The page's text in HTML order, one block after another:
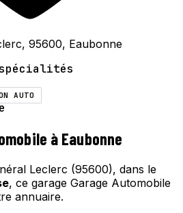
95600, Eaubonne
AUTO
à Eaubonne
Leclerc (95600), dans le
, ce garage Garage Automobile
annuaire.